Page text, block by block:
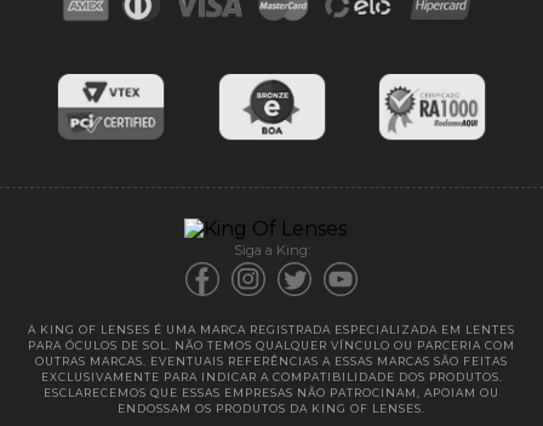
Blog
Cores das lentes
Entregas
Siga a King:
A KING OF LENSES É UMA MARCA REGISTRADA ESPECIALIZADA EM LENTES
PARA ÓCULOS DE SOL. NÃO TEMOS QUALQUER VÍNCULO OU PARCERIA COM
OUTRAS MARCAS. EVENTUAIS REFERÊNCIAS A ESSAS MARCAS SÃO FEITAS
EXCLUSIVAMENTE PARA INDICAR A COMPATIBILIDADE DOS PRODUTOS.
ESCLARECEMOS QUE ESSAS EMPRESAS NÃO PATROCINAM, APOIAM OU
ENDOSSAM OS PRODUTOS DA KING OF LENSES.